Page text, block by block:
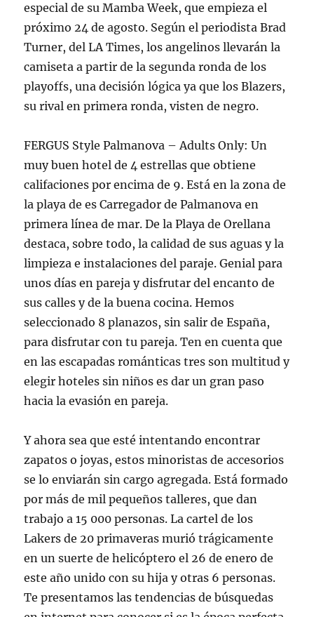
especial de su Mamba Week, que empieza el
próximo 24 de agosto. Según el periodista Brad
Turner, del LA Times, los angelinos llevarán la
camiseta a partir de la segunda ronda de los
playoffs, una decisión lógica ya que los Blazers,
su rival en primera ronda, visten de negro.
FERGUS Style Palmanova – Adults Only: Un
muy buen hotel de 4 estrellas que obtiene
califaciones por encima de 9. Está en la zona de
la playa de es Carregador de Palmanova en
primera línea de mar. De la Playa de Orellana
destaca, sobre todo, la calidad de sus aguas y la
limpieza e instalaciones del paraje. Genial para
unos días en pareja y disfrutar del encanto de
sus calles y de la buena cocina. Hemos
seleccionado 8 planazos, sin salir de España,
para disfrutar con tu pareja. Ten en cuenta que
en las escapadas románticas tres son multitud y
elegir hoteles sin niños es dar un gran paso
hacia la evasión en pareja.
Y ahora sea que esté intentando encontrar
zapatos o joyas, estos minoristas de accesorios
se lo enviarán sin cargo agregada. Está formado
por más de mil pequeños talleres, que dan
trabajo a 15 000 personas. La cartel de los
Lakers de 20 primaveras murió trágicamente
en un suerte de helicóptero el 26 de enero de
este año unido con su hija y otras 6 personas.
Te presentamos las tendencias de búsquedas